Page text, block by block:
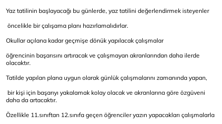
Yaz tatilinin başlayacağı bu günlerde, yaz tatilini değerlendirmek isteyenler
öncelikle bir çalışama planı hazırlamalıdırlar.
Okullar açılana kadar geçmişe dönük yapılacak çalışmalar
öğrencinin başarısını artıracak ve çalışmayan akranlarından daha ilerde
olacaktır.
Tatilde yapılan plana uygun olarak günlük çalışmalarını zamanında yapan,
bir kişi için başarıyı yakalamak kolay olacak ve akranlarına göre özgüveni
daha da artacaktır.
Özellikle 11.sınıftan 12.sınıfa geçen öğrenciler yazın yapacakları çalışmalarla